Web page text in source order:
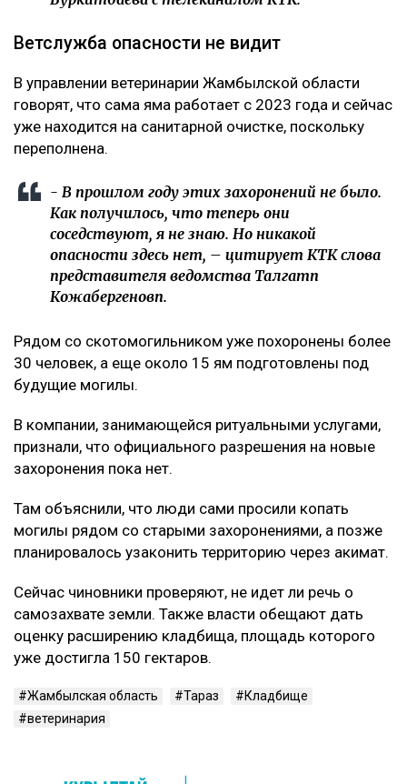
Ветслужба опасности не видит
В управлении ветеринарии Жамбылской области
говорят, что сама яма работает с 2023 года и сейчас
уже находится на санитарной очистке, поскольку
переполнена.
- В прошлом году этих захоронений не было.
Как получилось, что теперь они
соседствуют, я не знаю. Но никакой
опасности здесь нет, – цитирует КТК слова
представителя ведомства Талгатп
Кожабергеновп.
Рядом со скотомогильником уже похоронены более
30 человек, а еще около 15 ям подготовлены под
будущие могилы.
В компании, занимающейся ритуальными услугами,
признали, что официального разрешения на новые
захоронения пока нет.
Там объяснили, что люди сами просили копать
могилы рядом со старыми захоронениями, а позже
планировалось узаконить территорию через акимат.
Сейчас чиновники проверяют, не идет ли речь о
самозахвате земли. Также власти обещают дать
оценку расширению кладбища, площадь которого
уже достигла 150 гектаров.
Жамбылская область Тараз
Кладбище
ветеринария